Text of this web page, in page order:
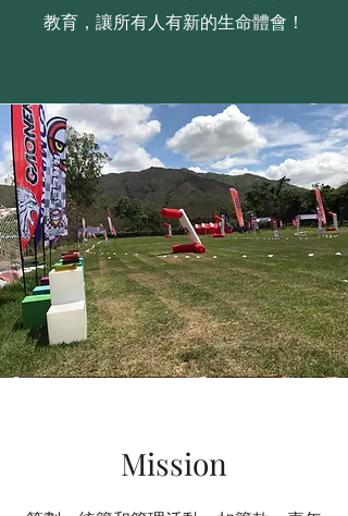
教育，讓所有人有新的生命體會！
Mission